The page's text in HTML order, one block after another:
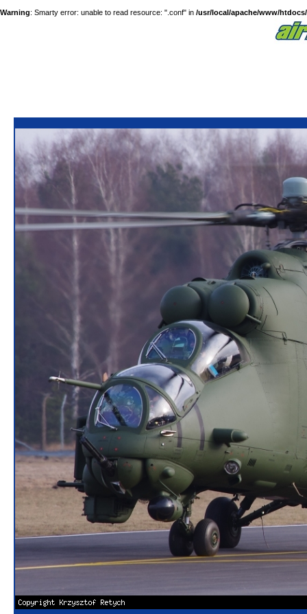
Warning: Smarty error: unable to read resource: ".conf" in /usr/local/apache/www/